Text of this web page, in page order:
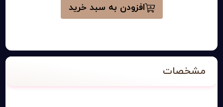
افزودن به سبد خرید
مشخصات